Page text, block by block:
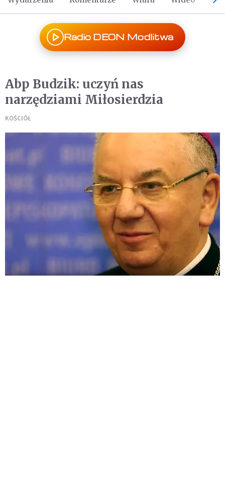
Radio DEON Modlitwa
Abp Budzik: uczyń nas
narzędziami Miłosierdzia
KOŚCIÓŁ